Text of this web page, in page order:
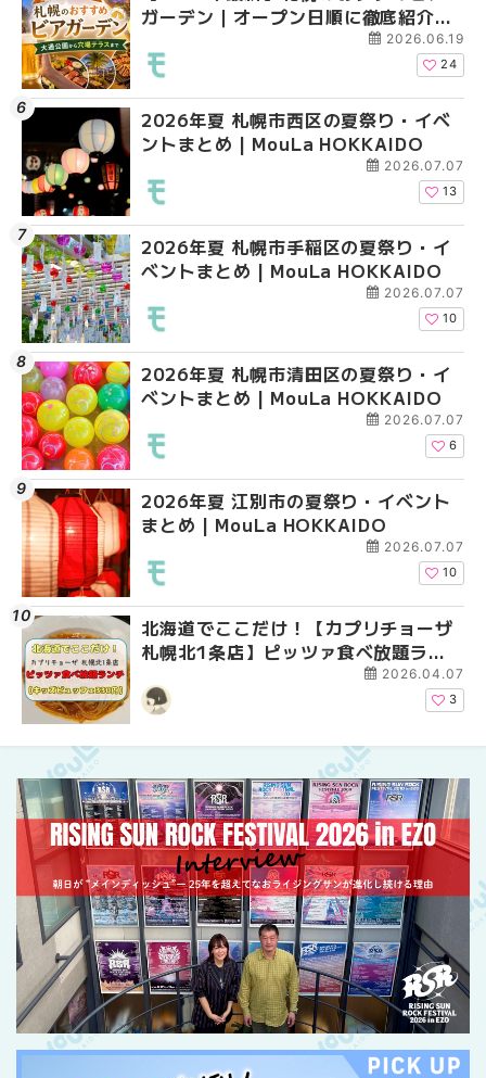
ガーデン｜オープン日順に徹底紹介！
大通公園から穴場テラスまで | MouLa
HOKKAIDO
2026.06.19
24
2026年夏 札幌市西区の夏祭り・イベ
ントまとめ | MouLa HOKKAIDO
2026.07.07
13
2026年夏 札幌市手稲区の夏祭り・イ
ベントまとめ | MouLa HOKKAIDO
2026.07.07
10
2026年夏 札幌市清田区の夏祭り・イ
ベントまとめ | MouLa HOKKAIDO
2026.07.07
6
2026年夏 江別市の夏祭り・イベント
まとめ | MouLa HOKKAIDO
2026.07.07
10
北海道でここだけ！【カプリチョーザ
札幌北1条店】ピッツァ食べ放題ラン
チがコスパ最強だった！【キッズビュ
ッフェ330円】 | MouLa HOKKAIDO
2026.04.07
3
ベントまとめ |
2026年夏 札幌市北区
ントまとめ | MouLa
2026年夏 札幌市中央
ベントまとめ |
2026年夏 札幌市手稲
ベントまとめ |
2026年夏 札幌市南区
ントまとめ | MouLa
札幌の麻辣湯（マーラ
め専門店9選！本場の
新店まで徹底比較 |
ベントまとめ |
2026年夏 札幌市手稲
ベントまとめ |
2026年夏 札幌市豊平
ベントまとめ |
2026年夏 札幌市東区
ントまとめ | MouLa
2026年夏 札幌市南区
ントまとめ | MouLa
2026年夏 恵庭市・千
イベントまとめ |